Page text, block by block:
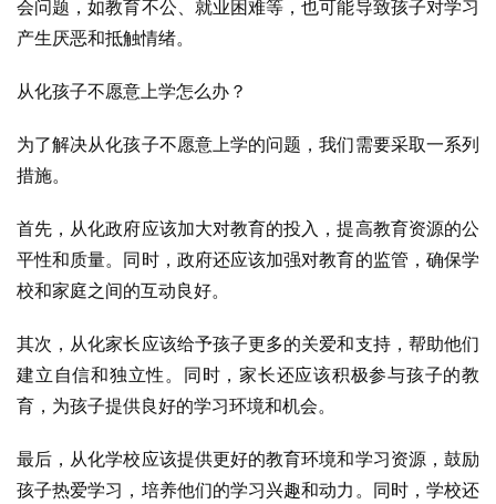
会问题，如教育不公、就业困难等，也可能导致孩子对学习
产生厌恶和抵触情绪。
从化孩子不愿意上学怎么办？
为了解决从化孩子不愿意上学的问题，我们需要采取一系列
措施。
首先，从化政府应该加大对教育的投入，提高教育资源的公
平性和质量。同时，政府还应该加强对教育的监管，确保学
校和家庭之间的互动良好。
其次，从化家长应该给予孩子更多的关爱和支持，帮助他们
建立自信和独立性。同时，家长还应该积极参与孩子的教
育，为孩子提供良好的学习环境和机会。
最后，从化学校应该提供更好的教育环境和学习资源，鼓励
孩子热爱学习，培养他们的学习兴趣和动力。同时，学校还